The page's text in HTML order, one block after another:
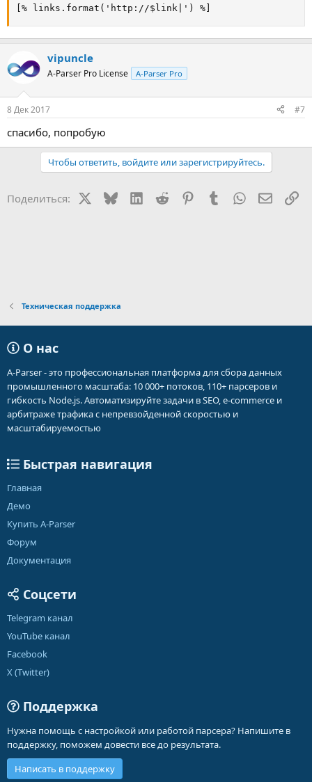
[% links.format('http://$link|') %]
vipuncle
A-Parser Pro License A-Parser Pro
8 Дек 2017 #7
спасибо, попробую
Чтобы ответить, войдите или зарегистрируйтесь.
Поделиться: BlueskyLinkedIn
Reddit PinterestTumblr WhatsApp
Техническая поддержка
О нас
A-Parser - это профессиональная платформа для сбора данных
промышленного масштаба: 10 000+ потоков, 110+ парсеров и
гибкость Node.js. Автоматизируйте задачи в SEO, e-commerce и
арбитраже трафика с непревзойденной скоростью и
масштабируемостью
Быстрая навигация
Главная
Демо
Купить A-Parser
Форум
Документация
Соцсети
Telegram канал
YouTube канал
Facebook
X (Twitter)
Поддержка
Нужна помощь с настройкой или работой парсера? Напишите в
поддержку, поможем довести все до результата.
Написать в поддержку